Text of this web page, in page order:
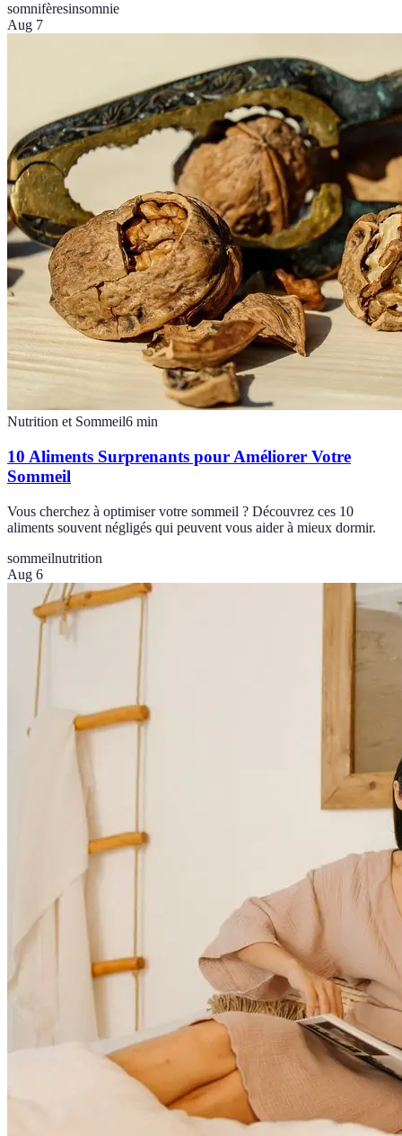
somnifèresinsomnie
Aug 7
Nutrition et Sommeil6 min
10 Aliments Surprenants pour Améliorer Votre
Sommeil
Vous cherchez à optimiser votre sommeil ? Découvrez ces 10
aliments souvent négligés qui peuvent vous aider à mieux dormir.
sommeilnutrition
Aug 6